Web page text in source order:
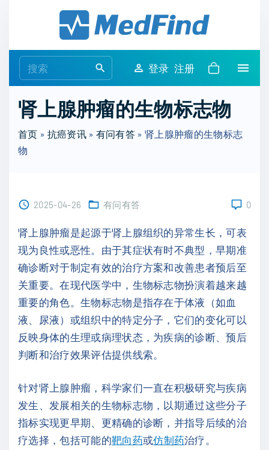
e
r
c
:
登录 注册
肾上腺肿瘤的生物标志物
首页 » 抗癌资讯» 有问有答 »肾上腺肿瘤的生物标志
物
2025-04-26 有问有答 0
肾上腺肿瘤是起源于肾上腺组织的异常生长，可表
现为良性或恶性。由于其症状有时不典型，早期准
确诊断对于制定有效的治疗方案和改善患者预后至
关重要。在现代医学中，生物标志物扮演着越来越
重要的角色。生物标志物是指存在于体液（如血
液、尿液）或组织中的特定分子，它们的变化可以
反映身体的生理或病理状态，为疾病的诊断、预后
判断和治疗效果评估提供线索。
针对肾上腺肿瘤，科学家们一直在积极研究与疾病
发生、发展相关的生物标志物，以期通过这些分子
指标实现更早期、更精确的诊断，并指导后续的治
疗选择，包括可能的靶向药或仿制药治疗。